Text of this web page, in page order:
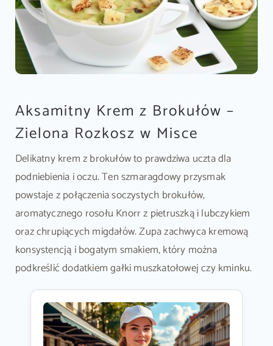
Aksamitny Krem z Brokułów –
Zielona Rozkosz w Misce
Delikatny krem z brokułów to prawdziwa uczta dla
podniebienia i oczu. Ten szmaragdowy przysmak
powstaje z połączenia soczystych brokułów,
aromatycznego rosołu Knorr z pietruszką i lubczykiem
oraz chrupiących migdałów. Zupa zachwyca kremową
konsystencją i bogatym smakiem, który można
podkreślić dodatkiem gałki muszkatołowej czy kminku.